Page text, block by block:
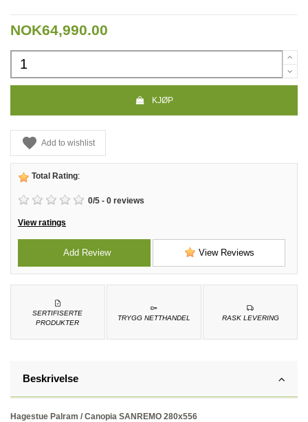
NOK64,990.00
KJØP
Add to wishlist
Total Rating:
0/5 - 0 reviews
View ratings
Add Review View Reviews
RASK LEVERING
TRYGG NETTHANDEL
SERTIFISERTE
PRODUKTER
Beskrivelse
Hagestue Palram / Canopia SANREMO 280x556